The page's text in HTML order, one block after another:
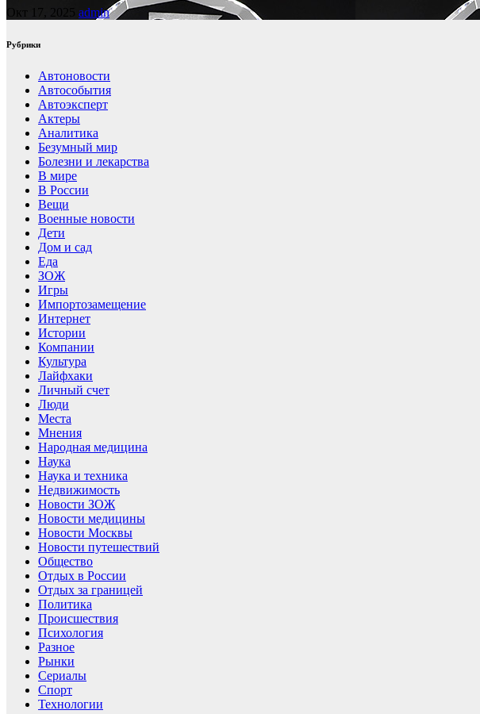
Окт 17, 2025 admin
Рубрики
Автоновости
Автособытия
Автоэксперт
Актеры
Аналитика
Безумный мир
Болезни и лекарства
В мире
В России
Вещи
Военные новости
Дети
Дом и сад
Еда
ЗОЖ
Игры
Импортозамещение
Интернет
Истории
Компании
Культура
Лайфхаки
Личный счет
Люди
Места
Мнения
Народная медицина
Наука
Наука и техника
Недвижимость
Новости ЗОЖ
Новости медицины
Новости Москвы
Новости путешествий
Общество
Отдых в России
Отдых за границей
Политика
Происшествия
Психология
Разное
Рынки
Сериалы
Спорт
Технологии